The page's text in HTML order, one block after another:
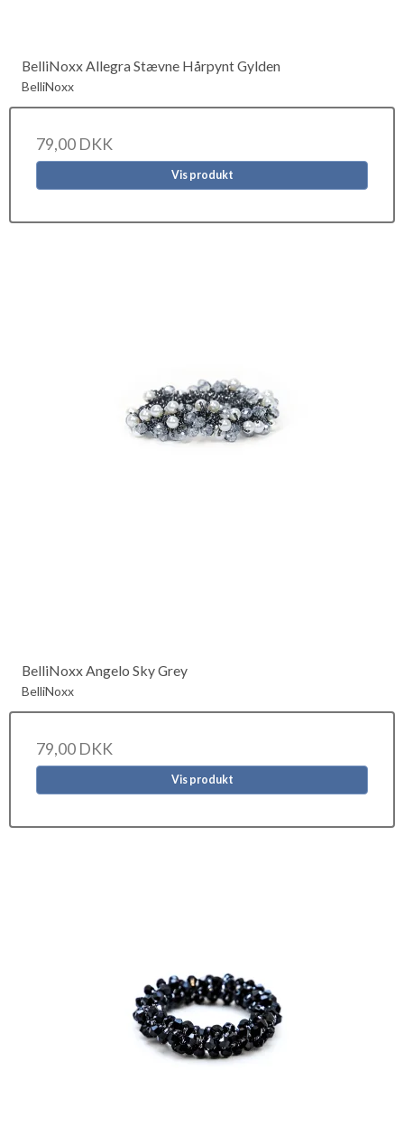
BelliNoxx Allegra Stævne Hårpynt Gylden
BelliNoxx
79,00 DKK
Vis produkt
BelliNoxx Angelo Sky Grey
BelliNoxx
79,00 DKK
Vis produkt